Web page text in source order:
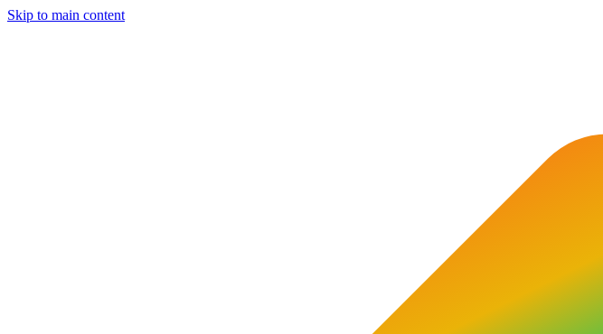
Skip to main content